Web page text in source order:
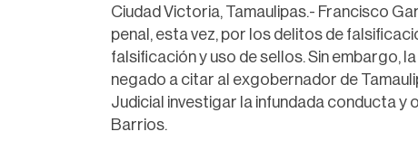
Ciudad Victoria, Tamaulipas.- Francisco
penal, esta vez, por los delitos de
falsificación y uso de sellos. Sin embargo,
negado a citar al exgobernador de
Judicial investigar la infundada conducta y
Barrios.